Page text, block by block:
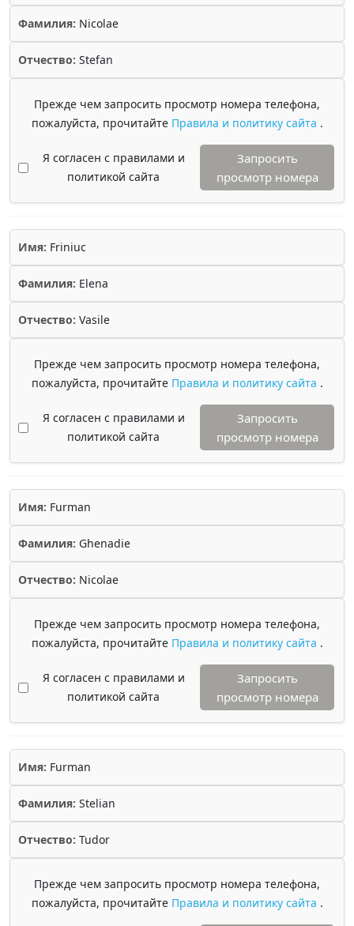
Фамилия: Nicolae
Отчество: Stefan
Прежде чем запросить просмотр номера телефона,
пожалуйста, прочитайте Правила и политику сайта .
Я согласен с правилами и
политикой сайта
Запросить
просмотр номера
Имя: Friniuc
Фамилия: Elena
Отчество: Vasile
Прежде чем запросить просмотр номера телефона,
пожалуйста, прочитайте Правила и политику сайта .
Я согласен с правилами и
политикой сайта
Запросить
просмотр номера
Имя: Furman
Фамилия: Ghenadie
Отчество: Nicolae
Прежде чем запросить просмотр номера телефона,
пожалуйста, прочитайте Правила и политику сайта .
Я согласен с правилами и
политикой сайта
Запросить
просмотр номера
Имя: Furman
Фамилия: Stelian
Отчество: Tudor
Прежде чем запросить просмотр номера телефона,
пожалуйста, прочитайте Правила и политику сайта .